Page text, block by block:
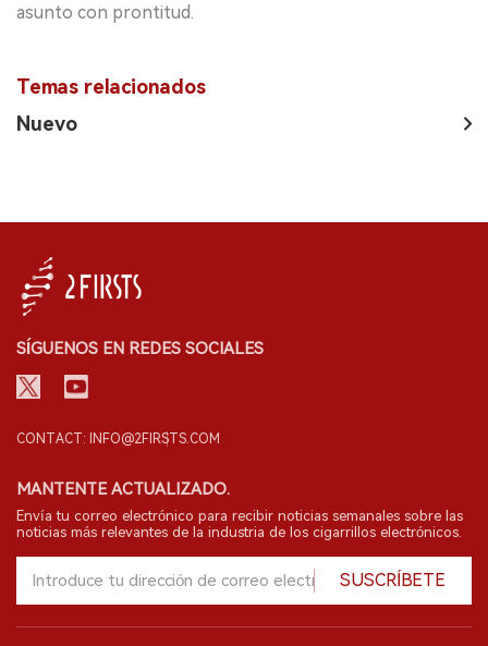
asunto con prontitud.
Temas relacionados
Nuevo
SÍGUENOS EN REDES SOCIALES
CONTACT: INFO@2FIRSTS.COM
MANTENTE ACTUALIZADO.
Envía tu correo electrónico para recibir noticias semanales sobre las
noticias más relevantes de la industria de los cigarrillos electrónicos.
SUSCRÍBETE